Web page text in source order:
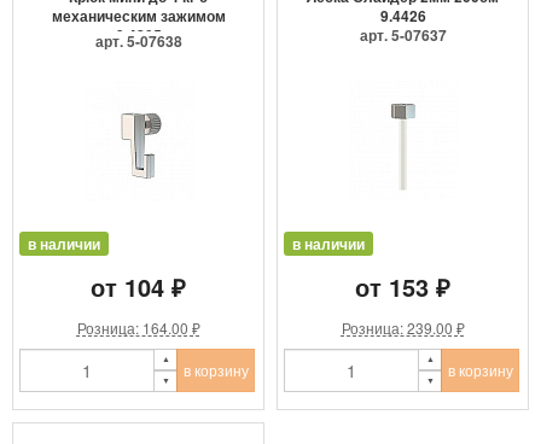
механическим зажимом
9.4205
арт. 5-07638
в наличии
от 104 ₽
Розница: 164.00 ₽
в корзину
9.4426
арт. 5-07637
в наличии
от 153 ₽
Розница: 239.00 ₽
в корзину